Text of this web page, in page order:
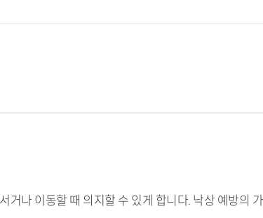
거나 이동할 때 의지할 수 있게 합니다. 낙상 예방의